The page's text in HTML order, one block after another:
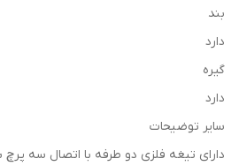
بند
دارد
گیره
دارد
سایر توضیحات
دارای تیغه فلزی دو طرفه با اتصال سه پرچ